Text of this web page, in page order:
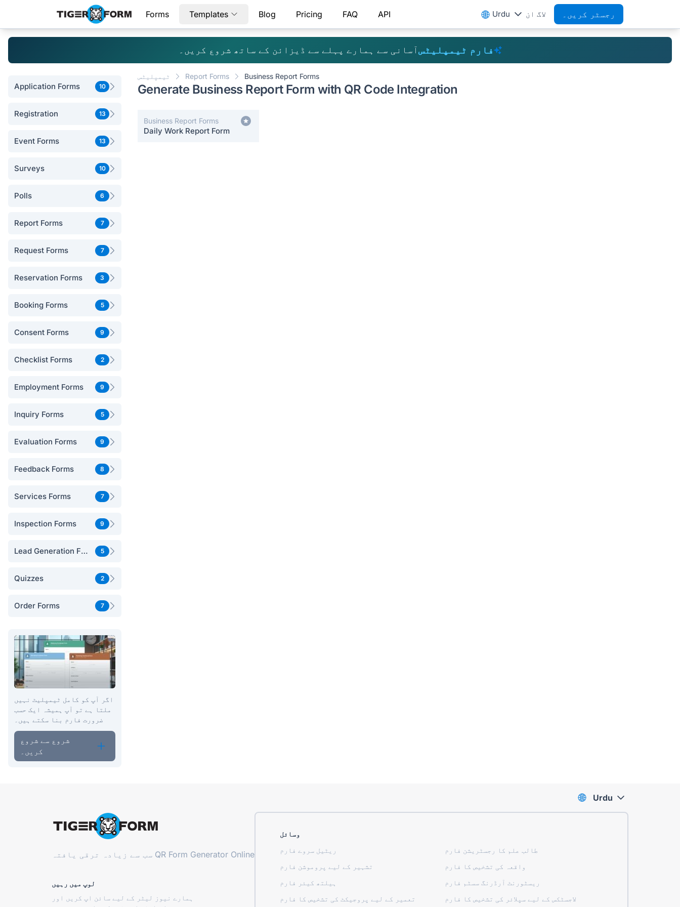
Forms Templates Blog Pricing FAQ API Urdu لاگ ان رجسٹر کریں۔
آسانی سے ہمارے پہلے سے ڈیزائن کے ساتھ شروع کریں۔فارم ٹیمپلیٹس
Application Forms 10
Registration 13
Event Forms 13
Surveys 10
Polls 6
Report Forms 7
Request Forms 7
Reservation Forms 3
Booking Forms 5
Consent Forms 9
Checklist Forms 2
Employment Forms 9
Inquiry Forms 5
Evaluation Forms 9
Feedback Forms 8
Services Forms 7
Inspection Forms 9
Lead Generation Forms 5
Quizzes 2
Order Forms 7
اگر آپ کو کامل ٹیمپلیٹ نہیں
ملتا ہے تو آپ ہمیشہ ایک حسب
ضرورت فارم بنا سکتے ہیں۔
شروع سے شروع
کریں۔
ٹیمپلیٹس Report Forms Business Report Forms
Generate Business Report Form with QR Code Integration
Business Report Forms
Daily Work Report Form
سب سے زیادہ ترقی یافتہ QR Form Generator Online
لوپ میں رہیں
ہمارے نیوز لیٹر کے لیے سائن اپ کریں اور
وسائل
ریٹیل سروے فارم
طالب علم کا رجسٹریشن فارم
تشہیر کے لیے پروموشن فارم
واقعہ کی تشخیص کا فارم
ہیلتھ کیئر فارم
ریسٹورنٹ آرڈرنگ سسٹم فارم
تعمیر کے لیے پروجیکٹ کی تشخیص کا فارم
لاجسٹکس کے لیے سپلائر کی تشخیص کا فارم
Urdu